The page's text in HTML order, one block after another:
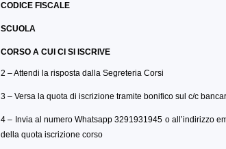
CODICE FISCALE
SCUOLA
CORSO A CUI CI SI ISCRIVE
2 – Attendi la risposta dalla Segreteria Corsi
3 – Versa la quota di iscrizione tramite bonifico sul c/c
4 – Invia al numero Whatsapp 3291931945 o all’indirizzo
della quota iscrizione corso